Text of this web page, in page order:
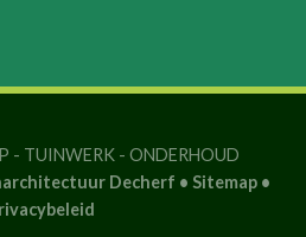
- TUINWERK - ONDERHOUD
Decherf • Sitemap •